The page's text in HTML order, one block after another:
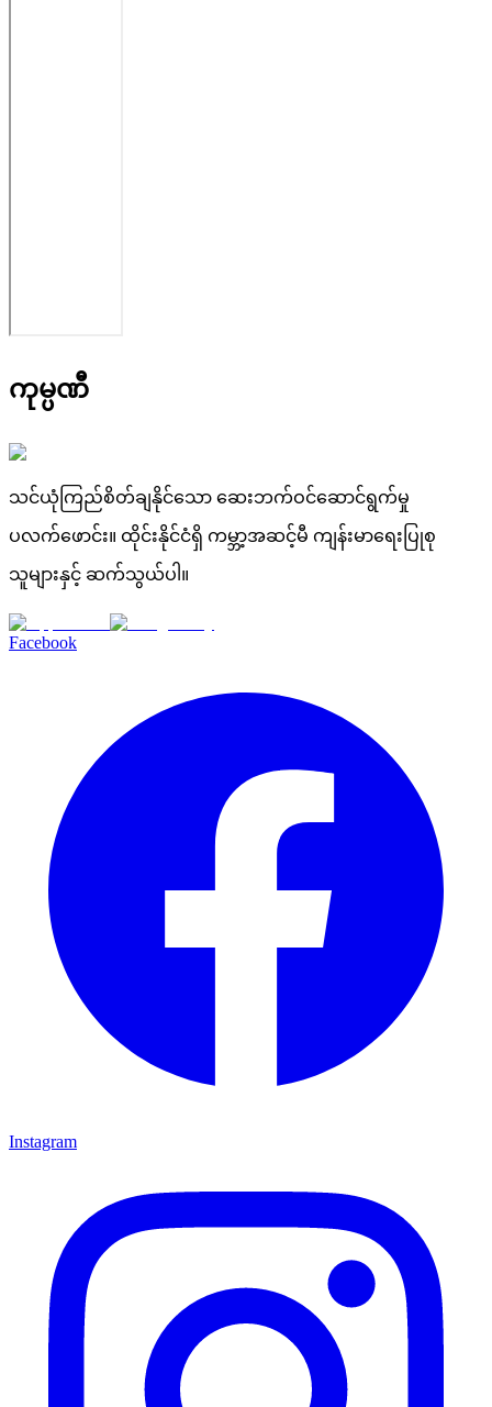
ကုမ္ပဏီ
သင်ယုံကြည်စိတ်ချနိုင်သော ဆေးဘက်ဝင်ဆောင်ရွက်မှု
ပလက်ဖောင်း။ ထိုင်းနိုင်ငံရှိ ကမ္ဘာ့အဆင့်မီ ကျန်းမာရေးပြုစု
သူများနှင့် ဆက်သွယ်ပါ။
Facebook
Instagram